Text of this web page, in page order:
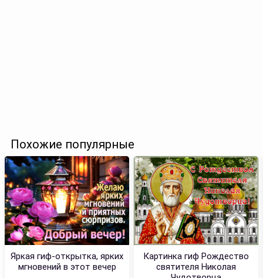
Похожие популярные
Яркая гиф-открытка, ярких
мгновений в этот вечер
Картинка гиф Рождество
святителя Николая